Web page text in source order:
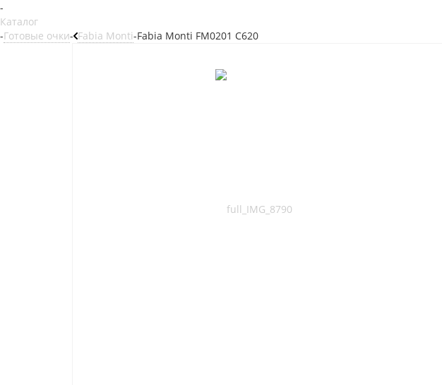
-
Каталог
-Готовые очки- Fabia Monti-Fabia Monti FM0201 C620